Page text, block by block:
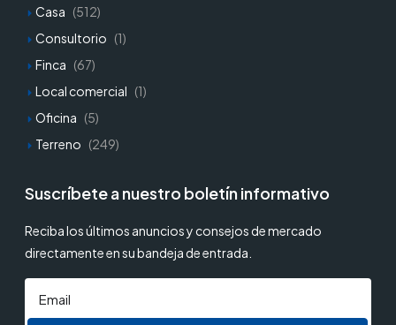
Casa (512)
Consultorio (1)
Finca (67)
Local comercial (1)
Oficina (5)
Terreno (249)
Suscríbete a nuestro boletín informativo
Reciba los últimos anuncios y consejos de mercado
directamente en su bandeja de entrada.